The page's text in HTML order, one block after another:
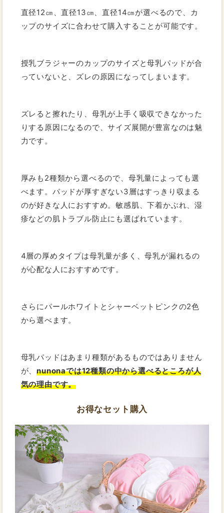
直径12㎝、直径13㎝、直径14㎝が選べるので、カ
ップのサイズに合わせて購入することが可能です。
授乳ブラジャーのカップのサイズと母乳パッドが合
っていないと、ズレの原因になってしまいます。
ズレると擦れたり、母乳が上手く吸収できなかった
りする原因になるので、サイズ展開が豊富なのは魅
力です。
厚みも2種類から選べるので、母乳量によっても選
べます。パッドが厚すぎない3層はすっきり収まる
のが好きな人におすすめ。敏感肌、下着かぶれ、湿
疹などの肌トラブル防止にも選ばれています。
4層の厚めタイプは母乳量が多く、母乳が漏れるの
が心配な人におすすめです。
さらにパールホワイトとシャーベットピンクの2色
から選べます。
母乳パッドはあまり種類があるものではありません
が、nunonaでは12種類の中から選べるところが人
気の理由です。
お得なセット購入